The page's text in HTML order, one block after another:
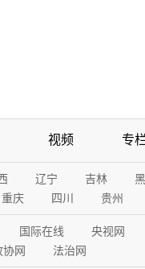
视频 专
辽宁 吉林
重庆 四川 贵州
国际在线 央视网
协网 法治网